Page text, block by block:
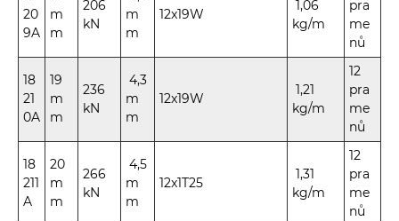
20
9A
m
m
206
kN
m
m
12x19W
1,06
kg/m
pra
me
nů
18
21
0A
19
m
m
236
kN
4,3
m
m
12x19W
1,21
kg/m
12
pra
me
nů
18
211
A
20
m
m
266
kN
4,5
m
m
12x1T25
1,31
kg/m
12
pra
me
nů